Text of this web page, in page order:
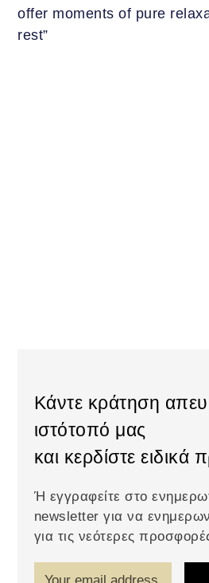
offer moments of pure
rest”
Κάντε κράτηση
ιστότοπό μας
και κερδίστε ειδικά
Ή εγγραφείτε στο
newsletter για να
για τις νεότερες